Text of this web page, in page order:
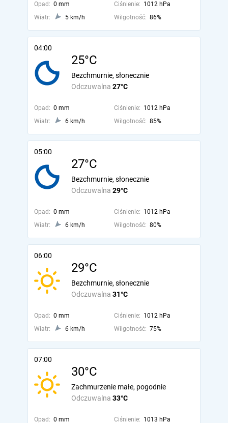
Opad: 0 mm Ciśnienie: 1012 hPa
Wiatr:
5 km/h Wilgotność: 86%
04:00
25°C
Odczuwalna 27°C
Bezchmurnie, słonecznie
Opad: 0 mm Ciśnienie: 1012 hPa
Wiatr:
6 km/h Wilgotność: 85%
05:00
27°C
Odczuwalna 29°C
Bezchmurnie, słonecznie
Opad: 0 mm Ciśnienie: 1012 hPa
Wiatr:
6 km/h Wilgotność: 80%
06:00
29°C
Odczuwalna 31°C
Bezchmurnie, słonecznie
Opad: 0 mm Ciśnienie: 1012 hPa
Wiatr:
6 km/h Wilgotność: 75%
07:00
30°C
Odczuwalna 33°C
Zachmurzenie małe, pogodnie
Opad: 0 mm Ciśnienie: 1013 hPa